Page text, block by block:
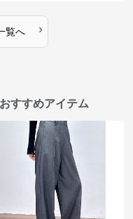
覧へ ›
すすめアイテム